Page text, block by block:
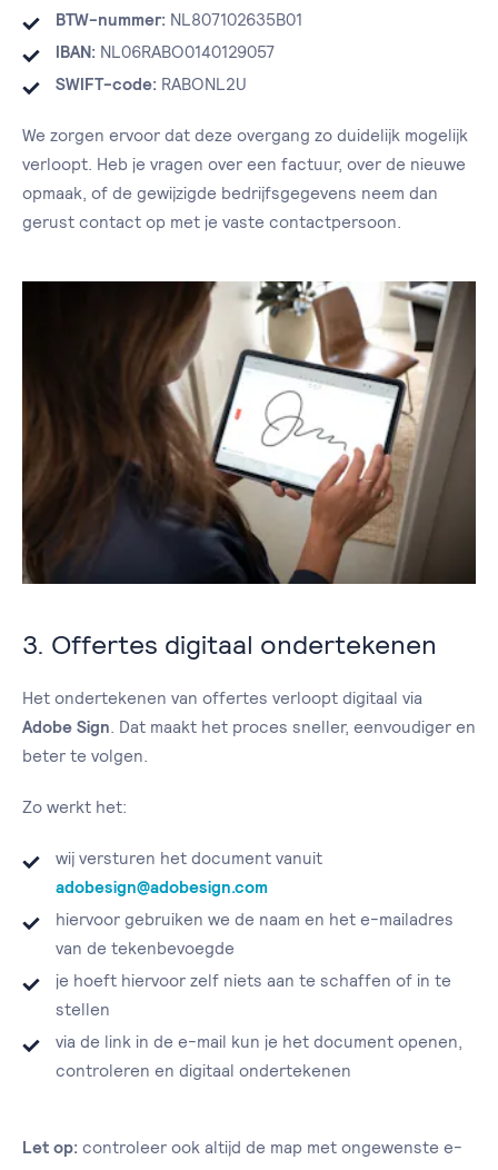
BTW-nummer: NL807102635B01
IBAN: NL06RABO0140129057
SWIFT-code: RABONL2U
We zorgen ervoor dat deze overgang zo duidelijk mogelijk
verloopt. Heb je vragen over een factuur, over de nieuwe
opmaak, of de gewijzigde bedrijfsgegevens neem dan
gerust contact op met je vaste contactpersoon.
3. Offertes digitaal ondertekenen
Het ondertekenen van offertes verloopt digitaal via
Adobe Sign. Dat maakt het proces sneller, eenvoudiger en
beter te volgen.
Zo werkt het:
wij versturen het document vanuit
adobesign@adobesign.com
hiervoor gebruiken we de naam en het e-mailadres
van de tekenbevoegde
je hoeft hiervoor zelf niets aan te schaffen of in te
stellen
via de link in de e-mail kun je het document openen,
controleren en digitaal ondertekenen
Let op: controleer ook altijd de map met ongewenste e-